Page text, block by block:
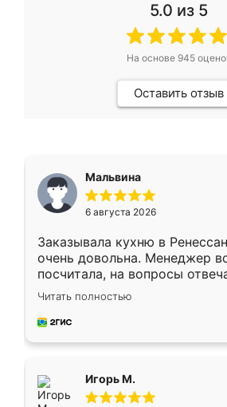
5.0 из 5
На основе 945
Оставить отзыв
Мальвина
6 августа 2026
Заказывала кухню в
очень довольна. Менеджер
посчитала, на вопросы
Замерщик приехал в
делу со всей
за день, ребята работали
Читать полностью
Игорь М.